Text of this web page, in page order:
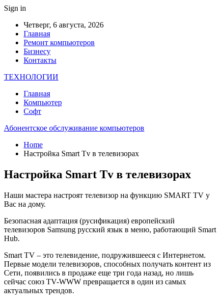
Sign in
Четверг, 6 августа, 2026
Главная
Ремонт компьютеров
Бизнесу
Контакты
ТЕХНОЛОГИИ
Главная
Компьютер
Софт
Абонентское обслуживание компьютеров
Home
Настройка Smart Tv в телевизорах
Настройка Smart Tv в телевизорах
Наши мастера настроят телевизор на функцию SMART TV у
Вас на дому.
Безопасная адаптация (русификация) европейский
телевизоров Samsung русский язык в меню, работающий Smart
Hub.
Smart TV – это телевидение, подружившееся с Интернетом.
Первые модели телевизоров, способных получать контент из
Сети, появились в продаже еще три года назад, но лишь
сейчас союз TV-WWW превращается в один из самых
актуальных трендов.